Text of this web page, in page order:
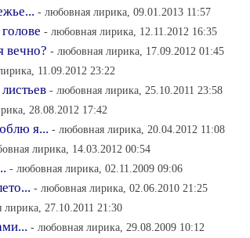
- любовная лирика, 09.01.2013 11:57
- любовная лирика, 12.11.2012 16:35
вечно? - любовная лирика, 17.09.2012 01:45
11.09.2012 23:22
- любовная лирика, 25.10.2011 23:58
28.08.2012 17:42
я... - любовная лирика, 20.04.2012 11:08
лирика, 14.03.2012 00:54
- любовная лирика, 02.11.2009 09:06
- любовная лирика, 02.06.2010 21:25
лирика, 27.10.2011 21:30
- любовная лирика, 29.08.2009 10:12